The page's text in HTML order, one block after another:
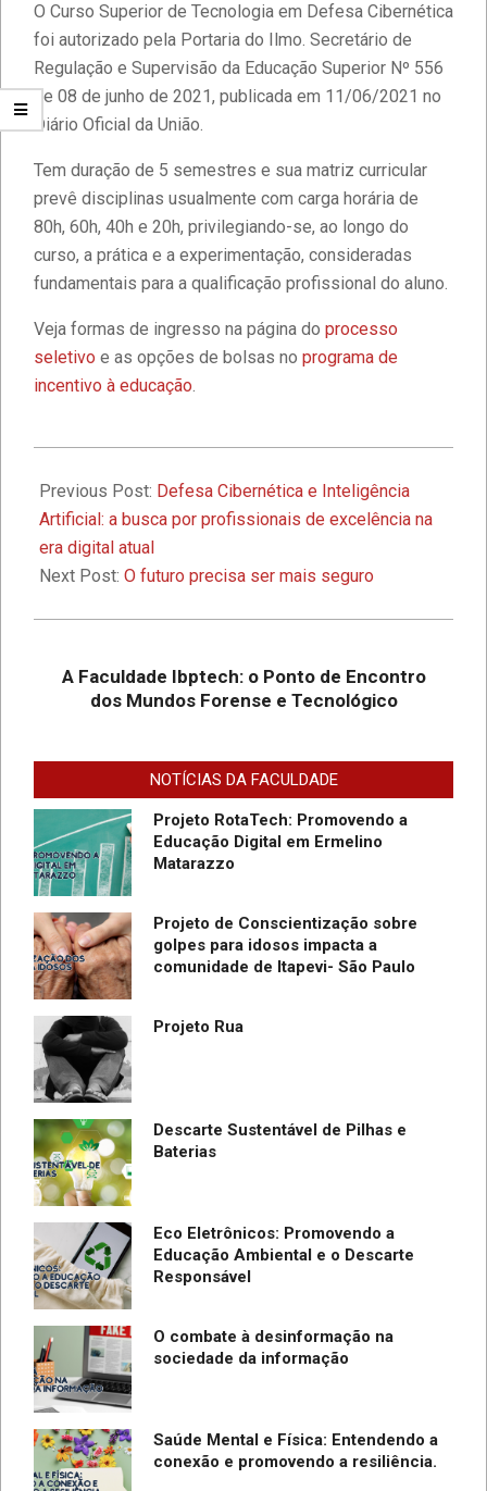
O Curso Superior de Tecnologia em Defesa Cibernética
foi autorizado pela Portaria do Ilmo. Secretário de
Regulação e Supervisão da Educação Superior Nº 556
de 08 de junho de 2021, publicada em 11/06/2021 no
Diário Oficial da União.
Tem duração de 5 semestres e sua matriz curricular
prevê disciplinas usualmente com carga horária de
80h, 60h, 40h e 20h, privilegiando-se, ao longo do
curso, a prática e a experimentação, consideradas
fundamentais para a qualificação profissional do aluno.
Veja formas de ingresso na página do processo
seletivo e as opções de bolsas no programa de
incentivo à educação.
05-
06
Previous Post: Defesa Cibernética e Inteligência
Artificial: a busca por profissionais de excelência na
era digital atual
Next Post: O futuro precisa ser mais seguro
A Faculdade Ibptech: o Ponto de Encontro
dos Mundos Forense e Tecnológico
NOTÍCIAS DA FACULDADE
desenvolvem site dedicado à
Educação Digital
Diversidade e Inclusão na Faculdade
IBPTECH
Faculdade IBPTECH: Transformando
Futuros através da Educação de
Excelência
Ibptech
A Faculdade Ibptech: o Ponto de
Encontro dos Mundos Forense e
Tecnológico
Cibernética para ingresso com
vestibular, Enem ou 2a. graduação na
Faculdade IBPTECH Lança Projeto
Promover Segurança na Internet
Projeto RotaTech: Promovendo a
Educação Digital em Ermelino
Matarazzo
Projeto de Conscientização sobre
golpes para idosos impacta a
comunidade de Itapevi- São Paulo
Projeto Rua
Descarte Sustentável de Pilhas e
Baterias
Eco Eletrônicos: Promovendo a
Educação Ambiental e o Descarte
Responsável
O combate à desinformação na
sociedade da informação
Saúde Mental e Física: Entendendo a
conexão e promovendo a resiliência.